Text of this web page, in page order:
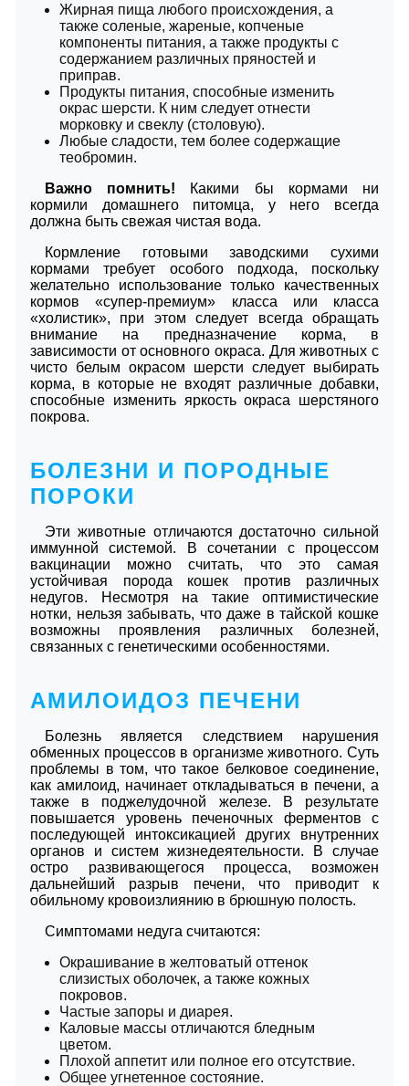
Жирная пища любого происхождения, а
также соленые, жареные, копченые
компоненты питания, а также продукты с
содержанием различных пряностей и
приправ.
Продукты питания, способные изменить
окрас шерсти. К ним следует отнести
морковку и свеклу (столовую).
Любые сладости, тем более содержащие
теобромин.
Важно помнить! Какими бы кормами ни
кормили домашнего питомца, у него всегда
должна быть свежая чистая вода.
Кормление готовыми заводскими сухими
кормами требует особого подхода, поскольку
желательно использование только качественных
кормов «супер-премиум» класса или класса
«холистик», при этом следует всегда обращать
внимание на предназначение корма, в
зависимости от основного окраса. Для животных с
чисто белым окрасом шерсти следует выбирать
корма, в которые не входят различные добавки,
способные изменить яркость окраса шерстяного
покрова.
БОЛЕЗНИ И ПОРОДНЫЕ
ПОРОКИ
Эти животные отличаются достаточно сильной
иммунной системой. В сочетании с процессом
вакцинации можно считать, что это самая
устойчивая порода кошек против различных
недугов. Несмотря на такие оптимистические
нотки, нельзя забывать, что даже в тайской кошке
возможны проявления различных болезней,
связанных с генетическими особенностями.
АМИЛОИДОЗ ПЕЧЕНИ
Болезнь является следствием нарушения
обменных процессов в организме животного. Суть
проблемы в том, что такое белковое соединение,
как амилоид, начинает откладываться в печени, а
также в поджелудочной железе. В результате
повышается уровень печеночных ферментов с
последующей интоксикацией других внутренних
органов и систем жизнедеятельности. В случае
остро развивающегося процесса, возможен
дальнейший разрыв печени, что приводит к
обильному кровоизлиянию в брюшную полость.
Симптомами недуга считаются:
Окрашивание в желтоватый оттенок
слизистых оболочек, а также кожных
покровов.
Частые запоры и диарея.
Каловые массы отличаются бледным
цветом.
Плохой аппетит или полное его отсутствие.
Общее угнетенное состояние.